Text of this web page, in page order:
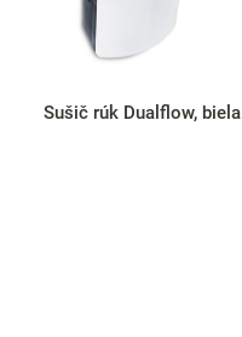
Sušič rúk Dualflow, biela